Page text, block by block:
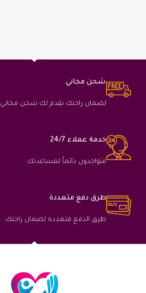
شحن مجاني
لضمان راحتك نقدم لك شحن مجاني
خدمة عملاء 24/7
متواجدون دائماً لمساعدتك
طرق دفع متعددة
طرق الدفع متعدده لضمان راحتك